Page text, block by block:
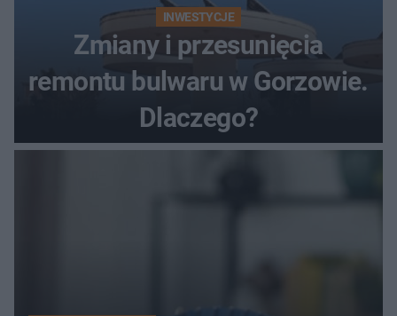
INWESTYCJE
Zmiany i przesunięcia
remontu bulwaru w Gorzowie.
Dlaczego?